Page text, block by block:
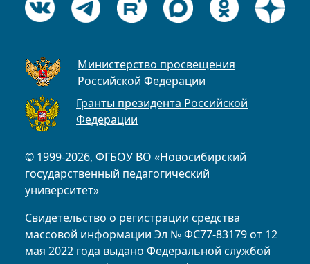
© 1999-2026, ФГБОУ ВО «Новосибирский
государственный педагогический
университет»
Свидетельство о регистрации средства
массовой информации Эл № ФС77-83179 от 12
мая 2022 года выдано Федеральной службой
Министерство просвещения
Российской Федерации
Гранты президента Российской
Федерации